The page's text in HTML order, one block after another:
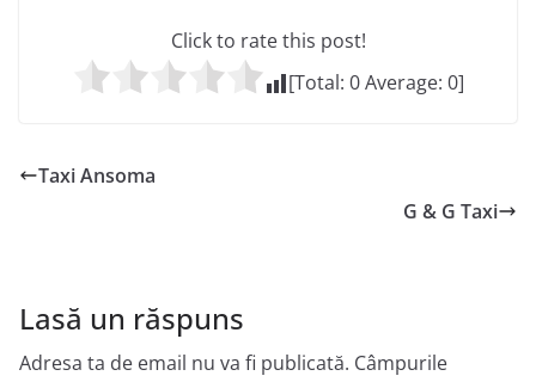
Click to rate this post!
[Total: 0Average: 0]
Taxi Ansoma
G & G Taxi
Lasă un răspuns
Adresa ta de email nu va fi publicată. Câmpurile